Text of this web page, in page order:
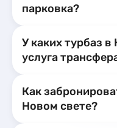
парковка?
У каких турбаз в
услуга
Как
Новом свете?